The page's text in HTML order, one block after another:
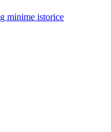
minime istorice